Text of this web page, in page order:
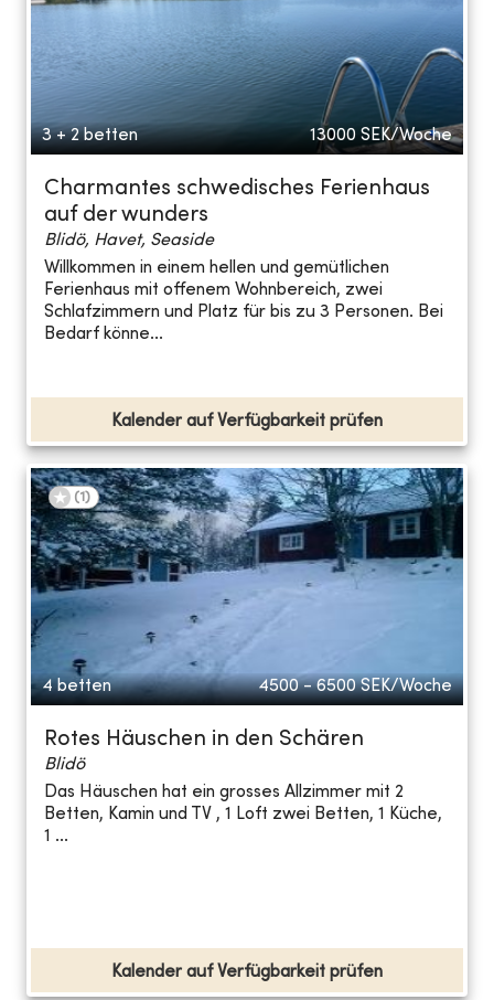
3 + 2 betten 13000 SEK/Woche
Charmantes schwedisches Ferienhaus
auf der wunders
Blidö, Havet, Seaside
Willkommen in einem hellen und gemütlichen
Ferienhaus mit offenem Wohnbereich, zwei
Schlafzimmern und Platz für bis zu 3 Personen. Bei
Bedarf könne...
Kalender auf Verfügbarkeit prüfen
(1 )
4 betten 4500 - 6500 SEK/Woche
Rotes Häuschen in den Schären
Blidö
Das Häuschen hat ein grosses Allzimmer mit 2
Betten, Kamin und TV , 1 Loft zwei Betten, 1 Küche,
1 ...
Kalender auf Verfügbarkeit prüfen